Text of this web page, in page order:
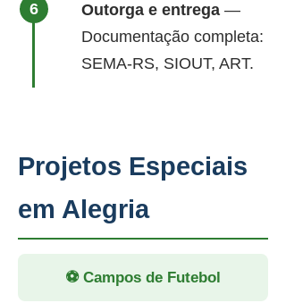
Outorga e entrega —
Documentação completa:
SEMA-RS, SIOUT, ART.
Projetos Especiais
em Alegria
⚽ Campos de Futebol